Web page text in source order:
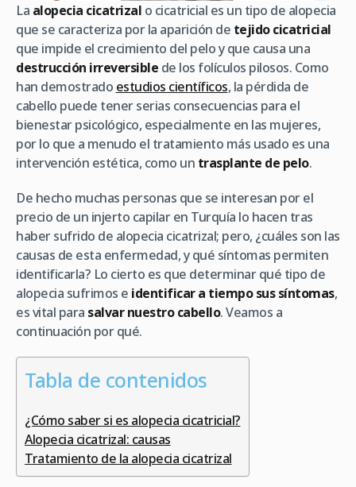
La alopecia cicatrizal o cicatricial es un tipo de alopecia
que se caracteriza por la aparición de tejido cicatricial
que impide el crecimiento del pelo y que causa una
destrucción irreversible de los folículos pilosos. Como
han demostrado estudios científicos, la pérdida de
cabello puede tener serias consecuencias para el
bienestar psicológico, especialmente en las mujeres,
por lo que a menudo el tratamiento más usado es una
intervención estética, como un trasplante de pelo.
De hecho muchas personas que se interesan por el
precio de un injerto capilar en Turquía lo hacen tras
haber sufrido de alopecia cicatrizal; pero, ¿cuáles son las
causas de esta enfermedad, y qué síntomas permiten
identificarla? Lo cierto es que determinar qué tipo de
alopecia sufrimos e identificar a tiempo sus síntomas,
es vital para salvar nuestro cabello. Veamos a
continuación por qué.
Tabla de contenidos
¿Cómo saber si es alopecia cicatricial?
Alopecia cicatrizal: causas
Tratamiento de la alopecia cicatrizal